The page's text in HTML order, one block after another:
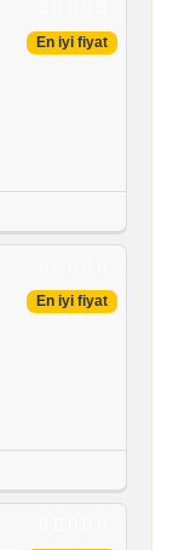
En iyi fiyat
En iyi fiyat